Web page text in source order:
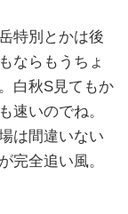
特別とかは後
ならもうちょ
白秋S見てもか
速いのでね。
は間違いない
完全追い風。